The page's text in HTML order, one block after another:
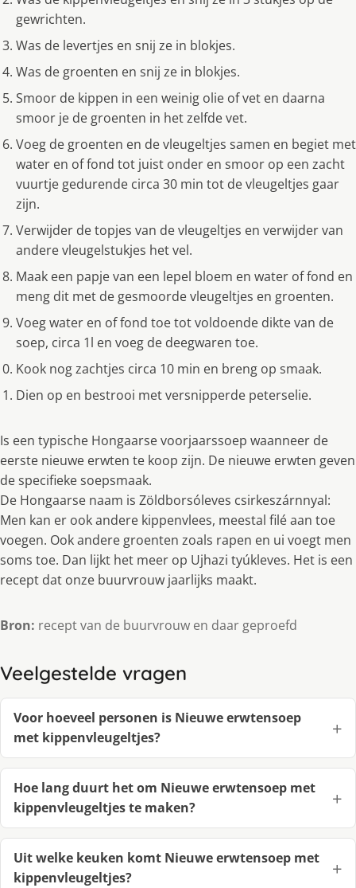
gewrichten.
Was de levertjes en snij ze in blokjes.
Was de groenten en snij ze in blokjes.
Smoor de kippen in een weinig olie of vet en daarna
smoor je de groenten in het zelfde vet.
Voeg de groenten en de vleugeltjes samen en begiet met
water en of fond tot juist onder en smoor op een zacht
vuurtje gedurende circa 30 min tot de vleugeltjes gaar
zijn.
Verwijder de topjes van de vleugeltjes en verwijder van
andere vleugelstukjes het vel.
Maak een papje van een lepel bloem en water of fond en
meng dit met de gesmoorde vleugeltjes en groenten.
Voeg water en of fond toe tot voldoende dikte van de
soep, circa 1l en voeg de deegwaren toe.
Kook nog zachtjes circa 10 min en breng op smaak.
Dien op en bestrooi met versnipperde peterselie.
Is een typische Hongaarse voorjaarssoep waanneer de
eerste nieuwe erwten te koop zijn. De nieuwe erwten geven
de specifieke soepsmaak.
De Hongaarse naam is Zöldborsóleves csirkeszárnnyal:
Men kan er ook andere kippenvlees, meestal filé aan toe
voegen. Ook andere groenten zoals rapen en ui voegt men
soms toe. Dan lijkt het meer op Ujhazi tyúkleves. Het is een
recept dat onze buurvrouw jaarlijks maakt.
Bron: recept van de buurvrouw en daar geproefd
Veelgestelde vragen
Voor hoeveel personen is Nieuwe erwtensoep
met kippenvleugeltjes?
Hoe lang duurt het om Nieuwe erwtensoep met
kippenvleugeltjes te maken?
Uit welke keuken komt Nieuwe erwtensoep met
kippenvleugeltjes?